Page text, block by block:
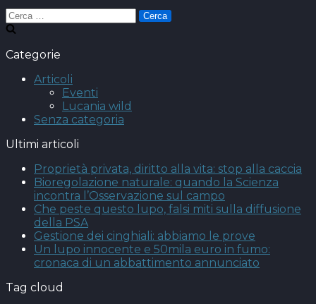
2012
Ricerca
per:
Categorie
Articoli
Eventi
Lucania wild
Senza categoria
Ultimi articoli
Proprietà privata, diritto alla vita: stop alla caccia
Bioregolazione naturale: quando la Scienza
incontra l’Osservazione sul campo
Che peste questo lupo, falsi miti sulla diffusione
della PSA
Gestione dei cinghiali: abbiamo le prove
Un lupo innocente e 50mila euro in fumo:
cronaca di un abbattimento annunciato
Tag cloud